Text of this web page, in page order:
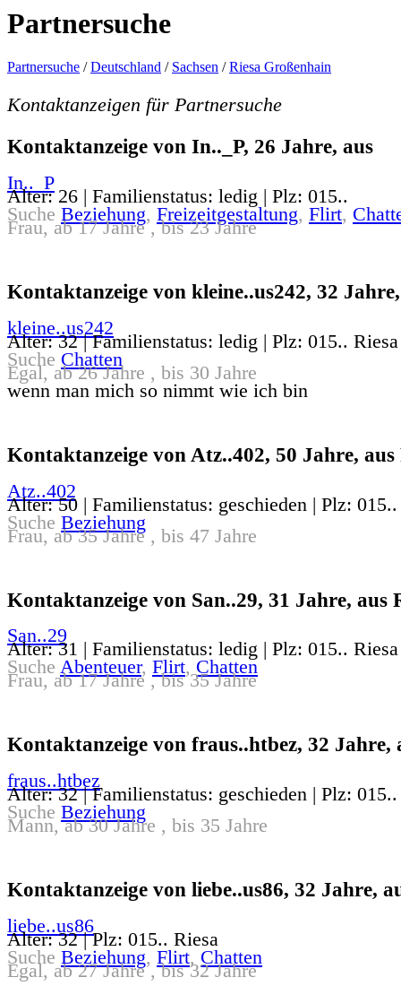
Partnersuche
Partnersuche /Deutschland / Sachsen /Riesa Großenhain
Kontaktanzeigen für Partnersuche
Kontaktanzeige von In.._P, 26 Jahre, aus
In.._P
Alter: 26 | Familienstatus: ledig | Plz: 015..
Suche Beziehung, Freizeitgestaltung, Flirt,
Frau, ab 17 Jahre , bis 23 Jahre
Kontaktanzeige von kleine..us242, 32
kleine..us242
Alter: 32 | Familienstatus: ledig | Plz: 015.. Riesa
Suche Chatten
Egal, ab 26 Jahre , bis 30 Jahre
wenn man mich so nimmt wie ich bin
Kontaktanzeige von Atz..402, 50 Jahre, aus
Atz..402
Alter: 50 | Familienstatus: geschieden | Plz:
Suche Beziehung
Frau, ab 35 Jahre , bis 47 Jahre
Kontaktanzeige von San..29, 31 Jahre, aus
San..29
Alter: 31 | Familienstatus: ledig | Plz: 015.. Riesa
Suche Abenteuer, Flirt, Chatten
Frau, ab 17 Jahre , bis 35 Jahre
Kontaktanzeige von fraus..htbez, 32 Jahre,
fraus..htbez
Alter: 32 | Familienstatus: geschieden | Plz:
Suche Beziehung
Mann, ab 30 Jahre , bis 35 Jahre
Kontaktanzeige von liebe..us86, 32 Jahre,
liebe..us86
Alter: 32 | Plz: 015.. Riesa
Suche Beziehung, Flirt, Chatten
Egal, ab 27 Jahre , bis 32 Jahre